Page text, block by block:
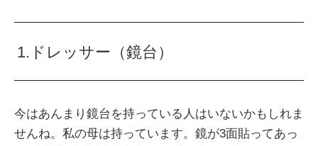
1.ドレッサー（鏡台）
今はあんまり鏡台を持っている人はいないかもしれま
せんね。私の母は持っています。鏡が3面貼ってあっ